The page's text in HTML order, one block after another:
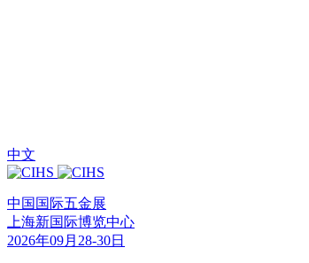
中文
中国国际五金展
上海新国际博览中心
2026年09月28-30日